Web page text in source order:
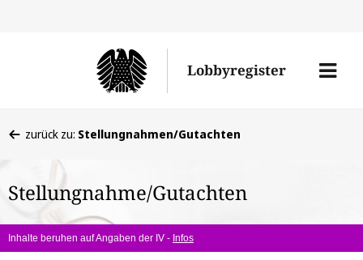
Lobbyregister
Menü
befinden
hier:
zurück zu: Stellungnahmen/Gutachten
Stellungnahme/Gutachten
Inhalte beruhen auf Angaben der IV - Infos